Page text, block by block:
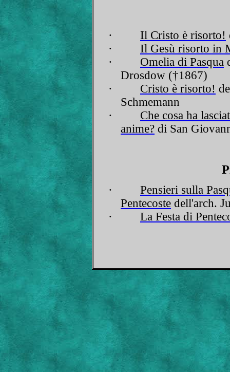
· Il Cristo è risorto!
·
Il Gesù risorto in
·
Omelia di Pasqua
Drosdow (†1867)
·
Cristo è risorto!
Schmemann
·
Che cosa ha
anime? di San
·
Pensieri sulla
Pentecoste dell'arch.
·
La Festa di